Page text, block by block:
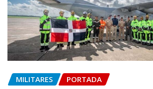
MILITARES PORTADA